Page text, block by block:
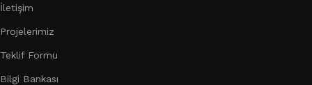
İletişim
Projelerimiz
Teklif Formu
Bilgi Bankası